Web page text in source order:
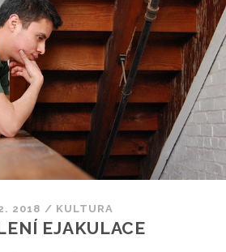
2018 / KULTURA
EJAKULACE